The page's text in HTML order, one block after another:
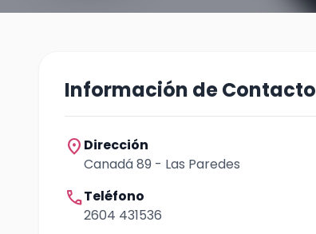
Información de Contacto
location_on Dirección
Canadá 89 - Las Paredes
callTeléfono
2604 431536